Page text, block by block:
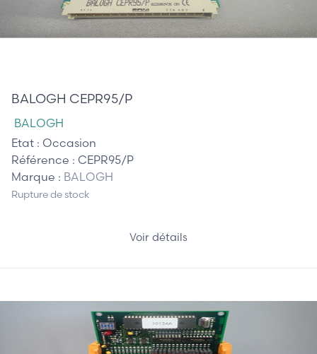
BALOGH CEPR95/P
BALOGH
Etat : Occasion
Référence : CEPR95/P
Marque : BALOGH
Rupture de stock
Voir détails